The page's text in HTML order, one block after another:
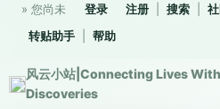
» 您尚未 登录 注册 搜索
转贴助手
帮助
风云小站|Connecting Lives
Discoveries